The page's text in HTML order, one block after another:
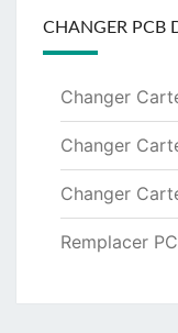
CHANGER PCB
Changer
Changer
Changer
Remplacer